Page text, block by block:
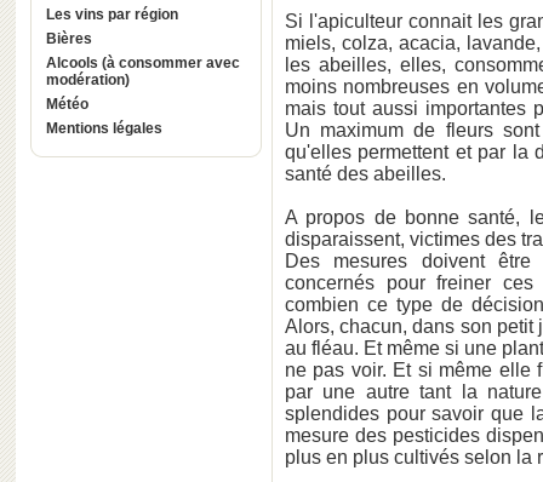
Les vins par région
Bières
Alcools (à consommer avec
modération)
Météo
Mentions légales
Si l'apiculteur connait les
miels, colza, acacia,
les abeilles, elles,
moins nombreuses en
mais tout aussi importantes
Un maximum de fleurs
qu'elles permettent et par la
santé des abeilles.
A propos de bonne santé,
disparaissent, victimes des
Des mesures doivent
concernés pour freiner
combien ce type de
Alors, chacun, dans son petit
au fléau. Et même si une
ne pas voir. Et si même elle
par une autre tant la
splendides pour savoir que
mesure des pesticides
plus en plus cultivés selon la